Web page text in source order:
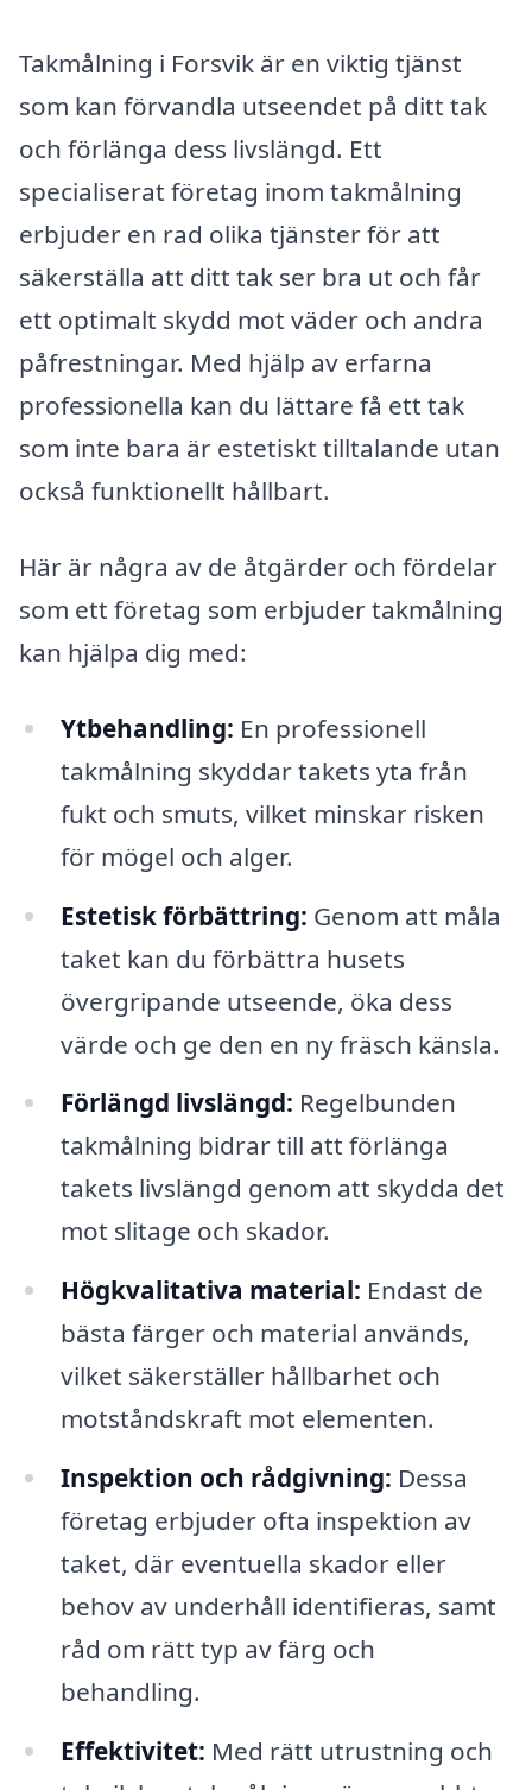
Takmålning i Forsvik är en viktig tjänst
som kan förvandla utseendet på ditt tak
och förlänga dess livslängd. Ett
specialiserat företag inom takmålning
erbjuder en rad olika tjänster för att
säkerställa att ditt tak ser bra ut och får
ett optimalt skydd mot väder och andra
påfrestningar. Med hjälp av erfarna
professionella kan du lättare få ett tak
som inte bara är estetiskt tilltalande utan
också funktionellt hållbart.
Här är några av de åtgärder och fördelar
som ett företag som erbjuder takmålning
kan hjälpa dig med:
Ytbehandling: En professionell
takmålning skyddar takets yta från
fukt och smuts, vilket minskar risken
för mögel och alger.
Estetisk förbättring: Genom att måla
taket kan du förbättra husets
övergripande utseende, öka dess
värde och ge den en ny fräsch känsla.
Förlängd livslängd: Regelbunden
takmålning bidrar till att förlänga
takets livslängd genom att skydda det
mot slitage och skador.
Högkvalitativa material: Endast de
bästa färger och material används,
vilket säkerställer hållbarhet och
motståndskraft mot elementen.
Inspektion och rådgivning: Dessa
företag erbjuder ofta inspektion av
taket, där eventuella skador eller
behov av underhåll identifieras, samt
råd om rätt typ av färg och
behandling.
Effektivitet: Med rätt utrustning och